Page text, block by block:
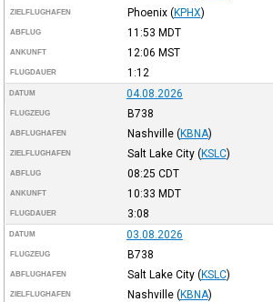
ZIELFLUGHAFEN Phoenix (KPHX)
ABFLUG 11:53 MDT
ANKUNFT 12:06 MST
FLUGDAUER 1:12
DATUM 04.08.2026
FLUGZEUG B738
ABFLUGHAFEN Nashville (KBNA)
ZIELFLUGHAFEN Salt Lake City (KSLC)
ABFLUG 08:25 CDT
ANKUNFT 10:33 MDT
FLUGDAUER 3:08
DATUM 03.08.2026
FLUGZEUG B738
ABFLUGHAFEN Salt Lake City (KSLC)
ZIELFLUGHAFEN Nashville (KBNA)